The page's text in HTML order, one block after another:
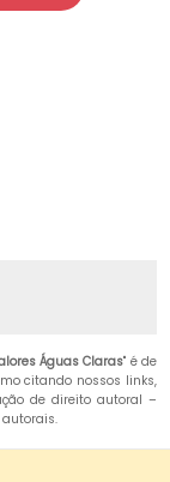
Águas Claras" é de
citando nossos links,
de direito autoral –
autorais.